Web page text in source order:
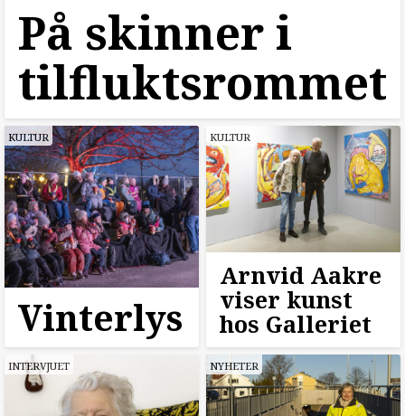
På skinner i
tilfluktsrommet
KULTUR
Vinterlys
KULTUR
Arnvid Aakre
viser kunst
hos Galleriet
INTERVJUET NYHETER